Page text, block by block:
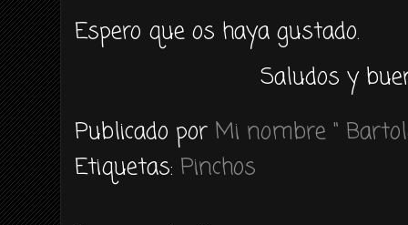
Espero que os haya gustado.
Saludos y
Publicado por Mi nombre "
Etiquetas: Pinchos